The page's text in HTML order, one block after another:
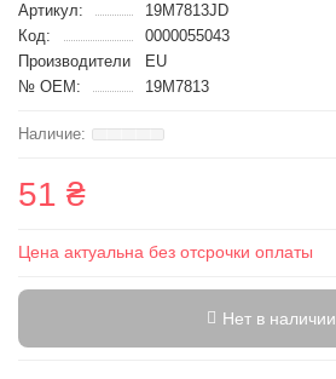
Артикул:
19M7813JD
Код:
0000055043
Производители
EU
№ OEM:
19M7813
51 ₴
Цена актуальна без отсрочки оплаты
Нет в наличии